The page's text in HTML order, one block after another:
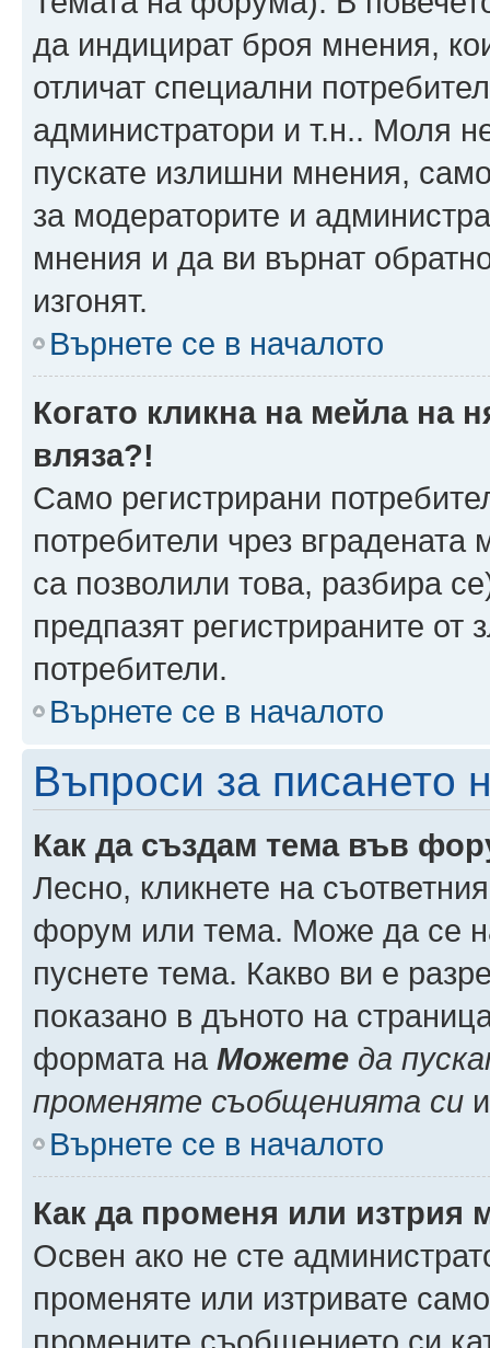
да индицират броя мнения,
отличат специални
администратори и т.н.. Моля
пускате излишни мнения,
за модераторите и
мнения и да ви върнат
изгонят.
Върнете се в началото
Когато кликна на мейла на
вляза?!
Само регистрирани
потребители чрез
са позволили това, разбира
предпазят регистрираните от
потребители.
Върнете се в началото
Въпроси за писането
Как да създам тема във
Лесно, кликнете на
форум или тема. Може да се
пуснете тема. Какво ви е
показано в дъното на
формата на Можете да
променяте съобщенията си
Върнете се в началото
Как да променя или изтрия
Освен ако не сте
променяте или изтривате
промените съобщението си